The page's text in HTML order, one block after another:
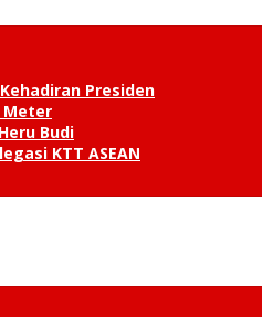
Presiden
Meter
Budi
KTT ASEAN